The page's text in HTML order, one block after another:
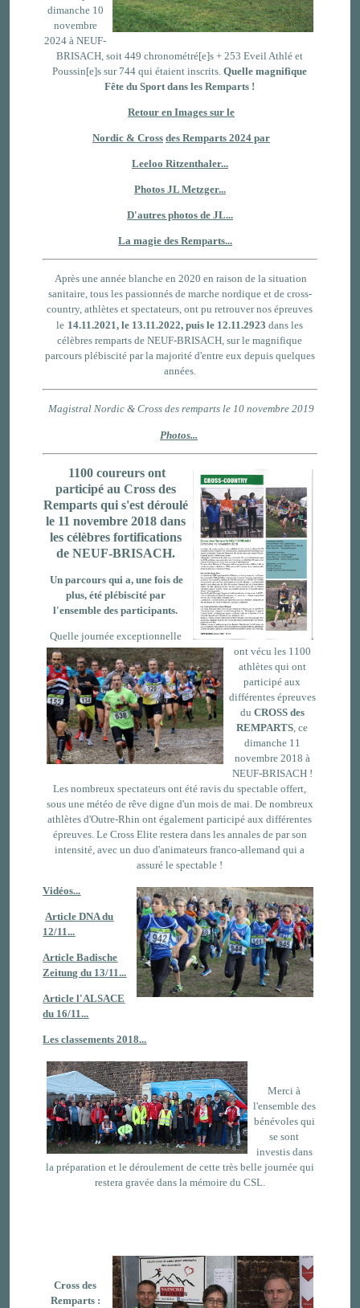
dimanche 10
novembre
2024 à NEUF-
BRISACH, soit 449 chronométré[e]s + 253 Eveil Athlé et
Poussin[e]s sur 744 qui étaient inscrits.Quelle magnifique
Fête du Sport dans les Remparts !
Retour en Images sur le
Nordic & Cross des Remparts 2024 par
Leeloo Ritzenthaler...
Photos JL Metzger...
D'autres photos de JL...
La magie des Remparts...
Après une année blanche en 2020 en raison de la situation
sanitaire, tous les passionnés de marche nordique et de cross-
country, athlètes et spectateurs, ont pu retrouver nos épreuves
le 14.11.2021, le 13.11.2022, puis le 12.11.2923dans les
célèbres remparts de NEUF-BRISACH, sur le magnifique
parcours plébiscité par la majorité d'entre eux depuis quelques
années.
Magistral Nordic & Cross des remparts le 10 novembre 2019
Photos...
1100 coureurs ont
participé au Cross des
Remparts qui s'est déroulé
le 11 novembre 2018 dans
les célèbres fortifications
de NEUF-BRISACH.
Un parcours qui a, une fois de
plus, été plébiscité par
l'ensemble des participants.
Quelle journée exceptionnelle
ont vécu les 1100
athlètes qui ont
participé aux
différentes épreuves
du CROSS des
REMPARTS , ce
dimanche 11
novembre 2018 à
NEUF-BRISACH !
Les nombreux spectateurs ont été ravis du spectable offert,
sous une météo de rêve digne d'un mois de mai. De nombreux
athlètes d'Outre-Rhin ont également participé aux différentes
épreuves. Le Cross Elite restera dans les annales de par son
intensité, avec un duo d'animateurs franco-allemand qui a
assuré le spectable !
Vidéos...
Article DNA du
12/11...
Article Badische
Zeitung du 13/11...
Article l'ALSACE
du 16/11...
Les classements 2018...
Merci à
l'ensemble des
bénévoles qui
se sont
investis dans
la préparation et le déroulement de cette très belle journée qui
restera gravée dans la mémoire du CSL.
Cross des
Remparts :